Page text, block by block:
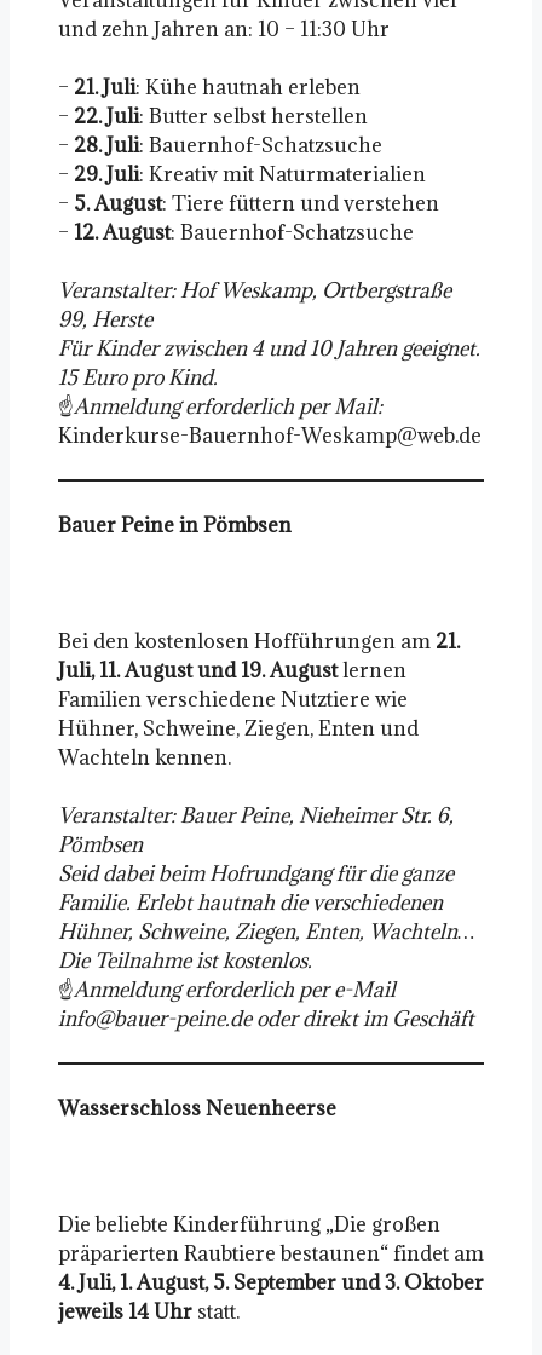
und zehn Jahren an: 10 – 11:30 Uhr
– 21. Juli: Kühe hautnah erleben
– 22. Juli: Butter selbst herstellen
– 28. Juli: Bauernhof-Schatzsuche
– 29. Juli: Kreativ mit Naturmaterialien
– 5. August: Tiere füttern und verstehen
– 12. August: Bauernhof-Schatzsuche
Veranstalter: Hof Weskamp, Ortbergstraße
99, Herste
Für Kinder zwischen 4 und 10 Jahren geeignet.
15 Euro pro Kind.
☝️Anmeldung erforderlich per Mail:
Kinderkurse-Bauernhof-Weskamp@web.de
Bauer Peine in Pömbsen
Bei den kostenlosen Hofführungen am 21.
Juli, 11. August und 19. Augustlernen
Familien verschiedene Nutztiere wie
Hühner, Schweine, Ziegen, Enten und
Wachteln kennen.
Veranstalter: Bauer Peine, Nieheimer Str. 6,
Pömbsen
Seid dabei beim Hofrundgang für die ganze
Familie. Erlebt hautnah die verschiedenen
Hühner, Schweine, Ziegen, Enten, Wachteln…
Die Teilnahme ist kostenlos.
☝️Anmeldung erforderlich per e-Mail
info@bauer-peine.de oder direkt im Geschäft
Wasserschloss Neuenheerse
Die beliebte Kinderführung „Die großen
präparierten Raubtiere bestaunen“ findet am
4. Juli, 1. August, 5. September und 3. Oktober
jeweils 14 Uhr statt.